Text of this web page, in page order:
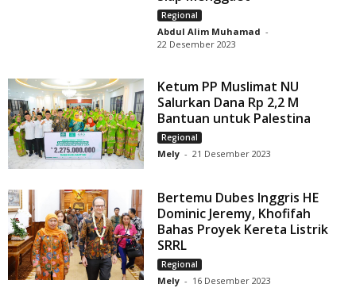
Regional
Abdul Alim Muhamad -
22 Desember 2023
Ketum PP Muslimat NU
Salurkan Dana Rp 2,2 M
Bantuan untuk Palestina
Regional
Mely - 21 Desember 2023
Bertemu Dubes Inggris HE
Dominic Jeremy, Khofifah
Bahas Proyek Kereta Listrik
SRRL
Regional
Mely - 16 Desember 2023